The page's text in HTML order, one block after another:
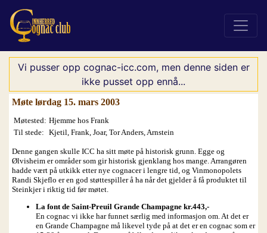
Vi pusser opp cognac-icc.com, men denne siden er
ikke pusset opp ennå...